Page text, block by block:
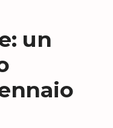
un